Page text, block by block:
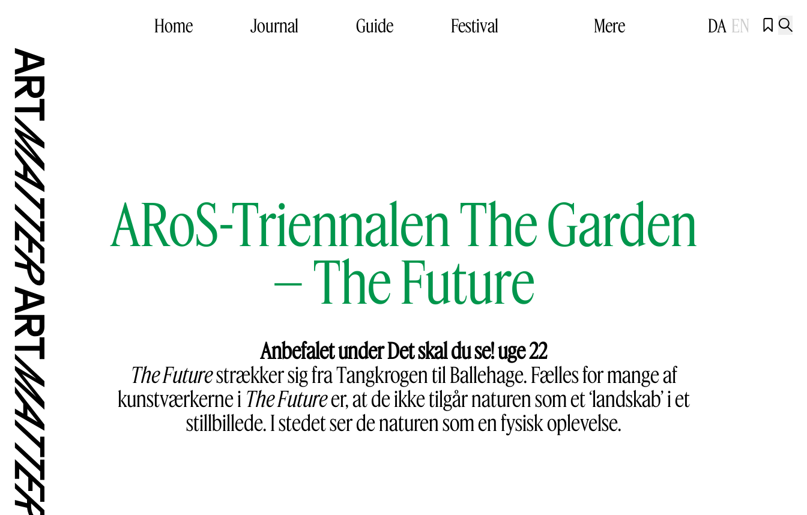
Home Journal Guide Festival Mere DA EN  
ARoS-Triennalen The Garden
– The Future
Anbefalet under Det skal du se! uge 22
The Futurestrækker sig fra Tangkrogen til Ballehage. Fælles for mange af
kunstværkerne i The Futureer, at de ikke tilgår naturen som et ‘landskab’ i et
stillbillede. I stedet ser de naturen som en fysisk oplevelse.